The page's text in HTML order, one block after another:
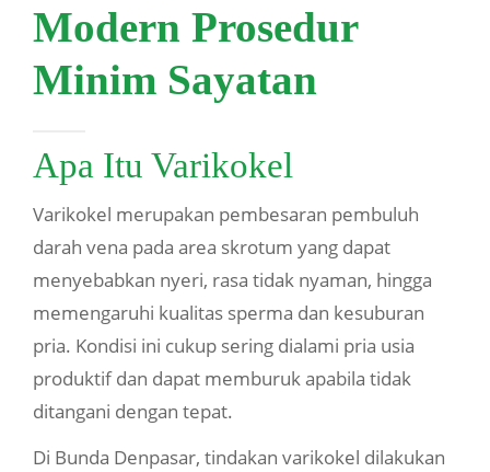
Modern Prosedur
Minim Sayatan
Apa Itu Varikokel
Varikokel merupakan pembesaran pembuluh
darah vena pada area skrotum yang dapat
menyebabkan nyeri, rasa tidak nyaman, hingga
memengaruhi kualitas sperma dan kesuburan
pria. Kondisi ini cukup sering dialami pria usia
produktif dan dapat memburuk apabila tidak
ditangani dengan tepat.
Di Bunda Denpasar, tindakan varikokel dilakukan